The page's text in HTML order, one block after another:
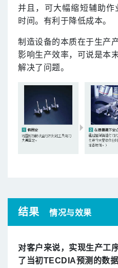
并且，可大幅缩短辅助
时间。有利于降低成本。
制造设备的本质在于生产
影响生产效率，可说是本
解决了问题。
结果 情况与效果
对客户来说，实现生产工
了当初TECDIA预测的数据